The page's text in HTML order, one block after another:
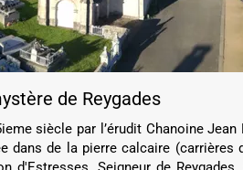
de Reygades
siècle par l’érudit Chanoine
dans de la pierre calcaire (carrières